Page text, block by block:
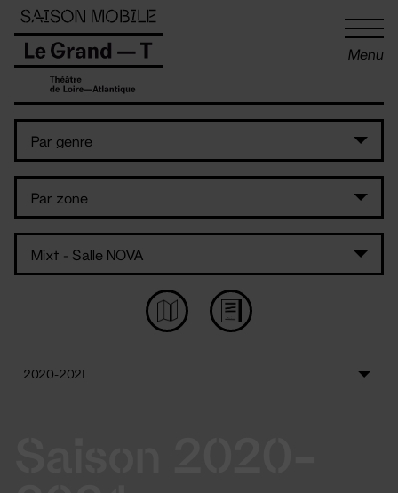
Menu
Panneau de gestion des cookies